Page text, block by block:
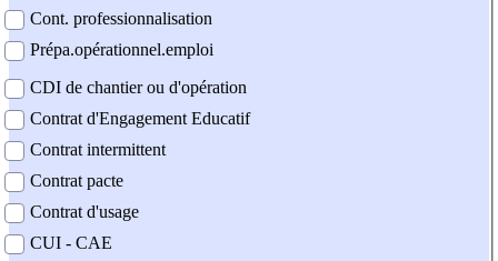
Cont. professionnalisation
Prépa.opérationnel.emploi
CDI de chantier ou d'opération
Contrat d'Engagement Educatif
Contrat intermittent
Contrat pacte
Contrat d'usage
CUI - CAE